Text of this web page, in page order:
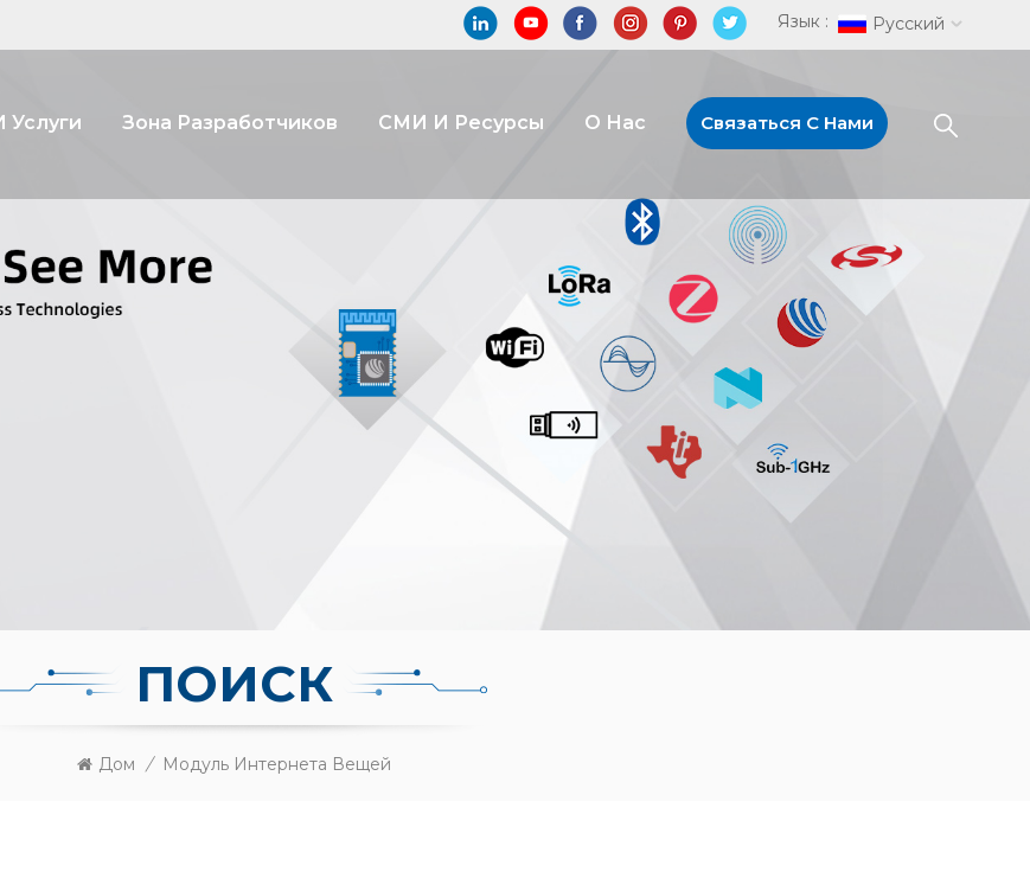
Язык : Русский
Услуги Зона Разработчиков СМИ И Ресурсы О Нас Связаться С Нами
ПОИСК
Дом / Модуль Интернета Вещей